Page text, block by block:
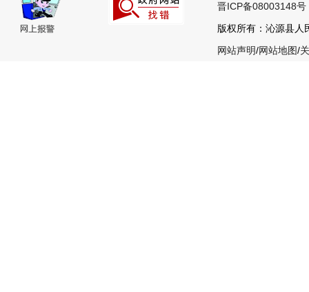
晋ICP备08003148号
版权所有：沁源县
网站声明/网站地图/